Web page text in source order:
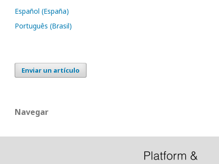
Español (España)
Português (Brasil)
Enviar un artículo
Navegar